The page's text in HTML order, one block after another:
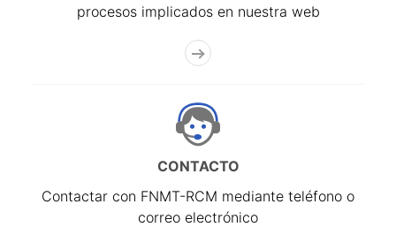
procesos implicados en nuestra web
CONTACTO
Contactar con FNMT-RCM mediante teléfono o
correo electrónico